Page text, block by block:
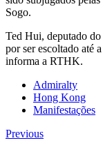
Sogo.
Ted Hui, deputado
por ser escoltado até
informa a RTHK.
Admiralty
Hong Kong
Manifestações
Previous